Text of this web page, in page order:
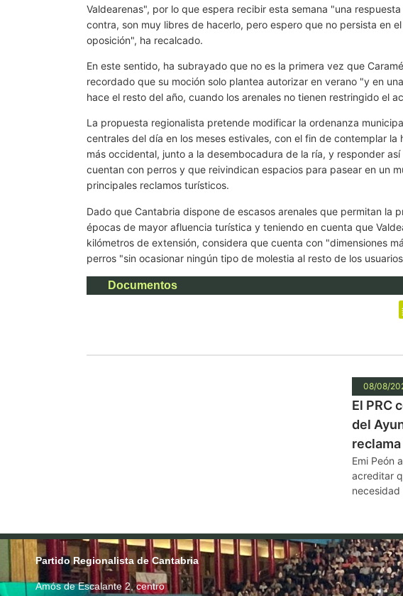
Valdearenas", por lo que espera recibir esta semana "una
contra, son muy libres de hacerlo, pero espero que no persista en
oposición", ha recalcado.
En este sentido, ha subrayado que no es la primera vez que
recordado que su moción solo plantea autorizar en verano "y en
hace el resto del año, cuando los arenales no tienen restringido el
La propuesta regionalista pretende modificar la ordenanza
centrales del día en los meses estivales, con el fin de contemplar
más occidental, junto a la desembocadura de la ría, y responder
cuentan con perros y que reivindican espacios para pasear en un
principales reclamos turísticos.
Dado que Cantabria dispone de escasos arenales que permitan la
épocas de mayor afluencia turística y teniendo en cuenta que
kilómetros de extensión, considera que cuenta con "dimensiones
perros "sin ocasionar ningún tipo de molestia al resto de los
Documentos
08/08/
El PRC
del
Emi Peón
acreditar
necesidad
Partido Regionalista de Cantabria
Amós de Escalante 2, centro